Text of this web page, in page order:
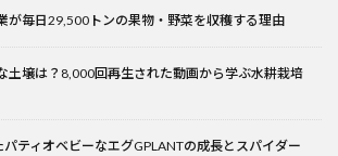
が毎日29,500トンの果物・野菜を収穫する理由
土壌は？8,000回再生された動画から学ぶ水耕栽培
ティオベビーなエグGPLANTの成長とスパイダー